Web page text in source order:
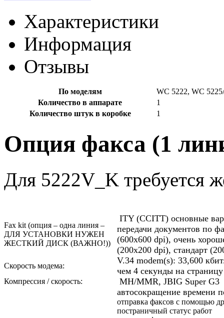
Характеристики
Информация
Отзывы
По моделям
WC 5222, WC
Количество в аппарате
1
Количество штук в коробке
1
Опция факса (1
Для 5222V_K требуется
Fax kit (опция – одна линия –
ДЛЯ УСТАНОВКИ НУЖЕН
ЖЕСТКИЙ ДИСК (ВАЖНО!))
ITY (CCITT) основные
передачи документов по
(600x600 dpi), очень
(200x200 dpi), стандарт
Скорость модема:
V.34 modem(s): 33,600
чем 4 секунды на страницу
Компрессия / скорость: MH/MMR, JBIG Super G3
автосокращение времени
отправка факсов с помощью
постраничный статус работ